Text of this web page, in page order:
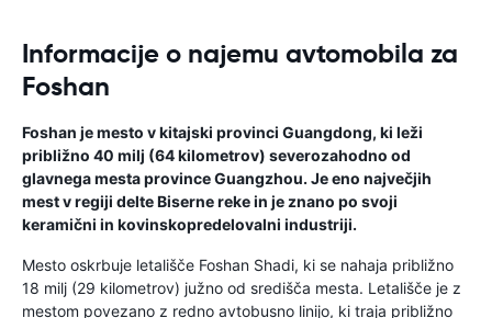
Informacije o najemu avtomobila za
Foshan
Foshan je mesto v kitajski provinci Guangdong, ki leži
približno 40 milj (64 kilometrov) severozahodno od
glavnega mesta province Guangzhou. Je eno največjih
mest v regiji delte Biserne reke in je znano po svoji
keramični in kovinskopredelovalni industriji.
Mesto oskrbuje letališče Foshan Shadi, ki se nahaja približno
18 milj (29 kilometrov) južno od središča mesta. Letališče je z
mestom povezano z redno avtobusno linijo, ki traja približno